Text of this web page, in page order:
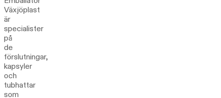
Växjöplast
är
specialister
på
de
förslutningar,
kapsyler
och
tubhattar
som